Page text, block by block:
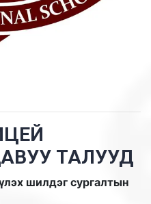
ТАЛУУД
шилдэг сургалтын